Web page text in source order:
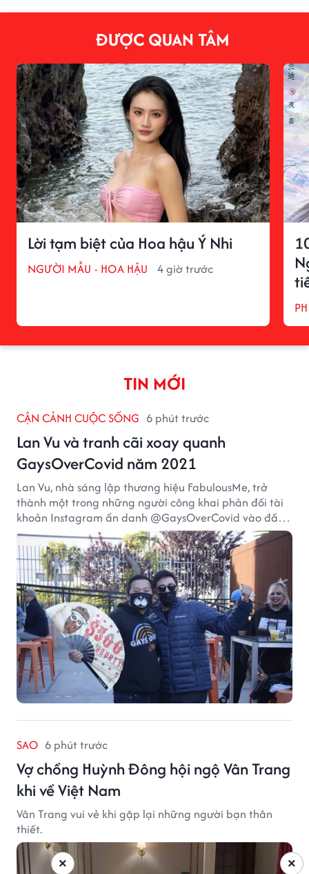
ĐƯỢC QUAN TÂM
Lời tạm biệt của Hoa hậu Ý Nhi
NGƯỜI MẪU - HOA HẬU 4 giờ trước
TIN MỚI
CẬN CẢNH CUỘC SỐNG 6 phút trước
Lan Vu và tranh cãi xoay quanh
GaysOverCovid năm 2021
Lan Vu, nhà sáng lập thương hiệu FabulousMe, trở
thành một trong những người công khai phản đối tài
khoản Instagram ẩn danh @GaysOverCovid vào đầu
năm 2021, trong bối cảnh đại dịch COVID-19 vẫn diễn
biến nghiêm trọng.
SAO 6 phút trước
Vợ chồng Huỳnh Đông hội ngộ Vân Trang
khi về Việt Nam
Vân Trang vui vẻ khi gặp lại những người bạn thân
thiết.
×
×